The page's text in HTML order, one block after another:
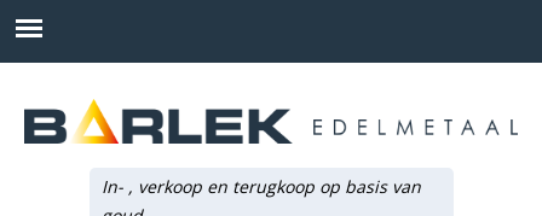
In- , verkoop en terugkoop op basis van